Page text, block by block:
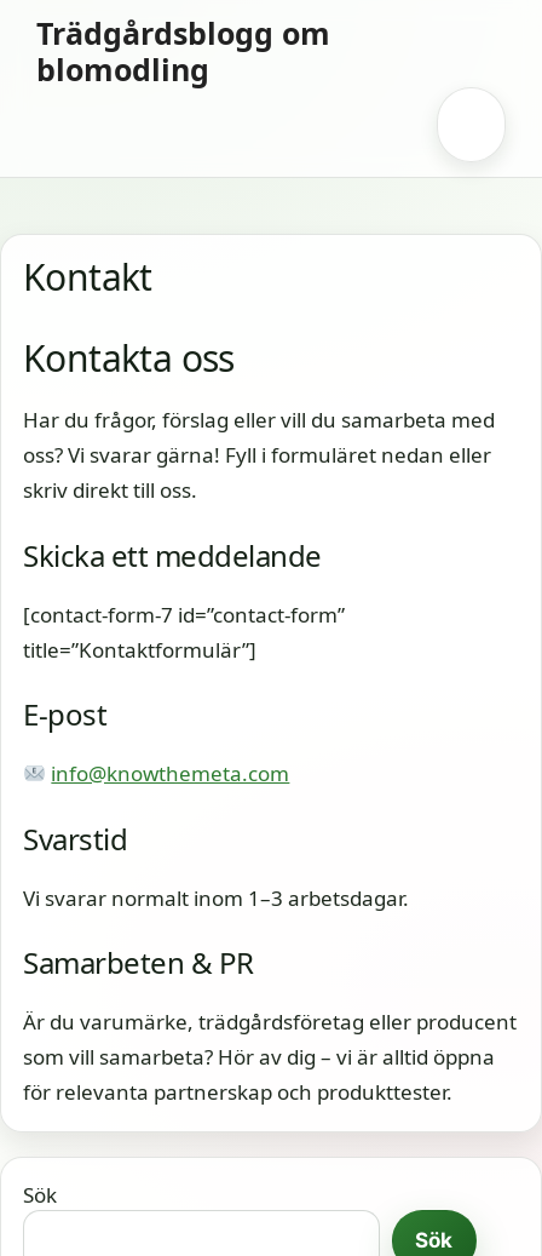
innehåll
Trädgårdsblogg om
blomodling
Kontakt
Kontakta oss
Har du frågor, förslag eller vill du samarbeta med
oss? Vi svarar gärna! Fyll i formuläret nedan eller
skriv direkt till oss.
Skicka ett meddelande
[contact-form-7 id=”contact-form”
title=”Kontaktformulär”]
E-post
info@knowthemeta.com
Svarstid
Vi svarar normalt inom 1–3 arbetsdagar.
Samarbeten & PR
Är du varumärke, trädgårdsföretag eller producent
som vill samarbeta? Hör av dig – vi är alltid öppna
för relevanta partnerskap och produkttester.
Sök
Sök